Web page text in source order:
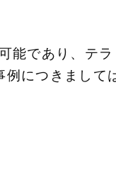
能であり、テ
例につきまして